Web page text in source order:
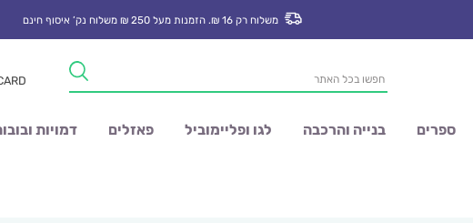
משלוח רק 16 ₪. הזמנות מעל 250 ₪ משלוח נק’ איסוף חינם
Products
search
ספרים בנייה והרכבה לגו ופליימוביל פאזלים דמויות